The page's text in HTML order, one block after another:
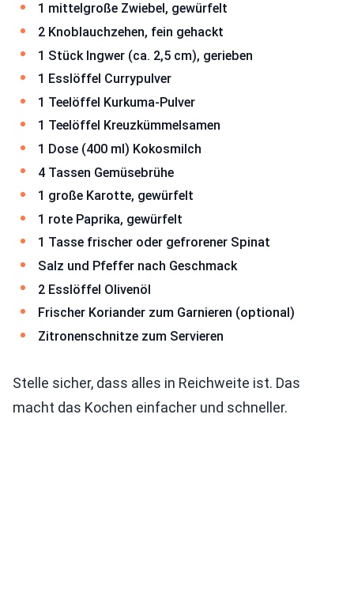
1 mittelgroße Zwiebel, gewürfelt
2 Knoblauchzehen, fein gehackt
1 Stück Ingwer (ca. 2,5 cm), gerieben
1 Esslöffel Currypulver
1 Teelöffel Kurkuma-Pulver
1 Teelöffel Kreuzkümmelsamen
1 Dose (400 ml) Kokosmilch
4 Tassen Gemüsebrühe
1 große Karotte, gewürfelt
1 rote Paprika, gewürfelt
1 Tasse frischer oder gefrorener Spinat
Salz und Pfeffer nach Geschmack
2 Esslöffel Olivenöl
Frischer Koriander zum Garnieren (optional)
Zitronenschnitze zum Servieren
Stelle sicher, dass alles in Reichweite ist. Das
macht das Kochen einfacher und schneller.